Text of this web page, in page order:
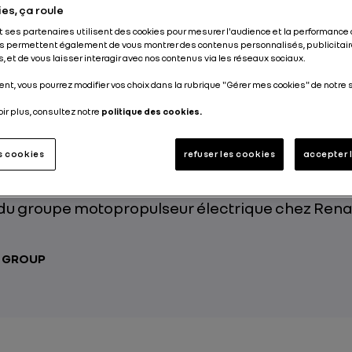
ZOE, Renault introduit une nouvelle
baptisée R135 mais aussi la charge rapide
50 kW. Retour sur la conception de ces deux
majeures avec Eugenio Macua, chef de projet
groupe motopropulseur électrique chez
ça roule
ses partenaires utilisent des cookies pour mesurer l'audience et la performance
permettent également de vous montrer des contenus personnalisés,
et de vous laisser interagir avec nos contenus via les réseaux sociaux.
vous pourrez modifier vos choix dans la rubrique "Gérer mes cookies" de notre
plus, consultez notre politique des cookies.
cookies refuser les cookies accepter